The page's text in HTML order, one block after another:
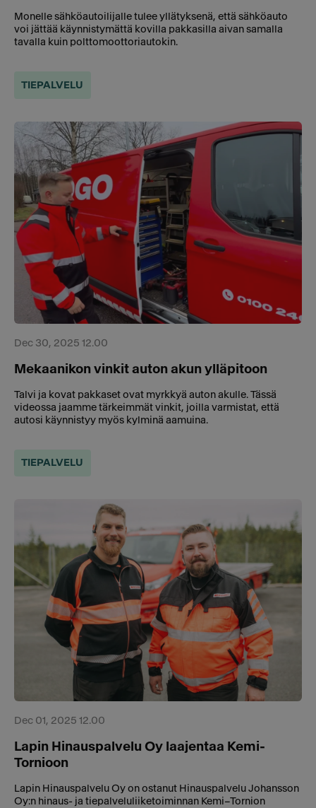
Monelle sähköautoilijalle tulee yllätyksenä, että sähköauto
voi jättää käynnistymättä kovilla pakkasilla aivan samalla
tavalla kuin polttomoottoriautokin.
TIEPALVELU
Dec 30, 2025 12.00
Mekaanikon vinkit auton akun ylläpitoon
Talvi ja kovat pakkaset ovat myrkkyä auton akulle. Tässä
videossa jaamme tärkeimmät vinkit, joilla varmistat, että
autosi käynnistyy myös kylminä aamuina.
TIEPALVELU
Dec 01, 2025 12.00
Lapin Hinauspalvelu Oy laajentaa Kemi-
Tornioon
Lapin Hinauspalvelu Oy on ostanut Hinauspalvelu Johansson
Oy:n hinaus- ja tiepalveluliiketoiminnan Kemi–Tornion